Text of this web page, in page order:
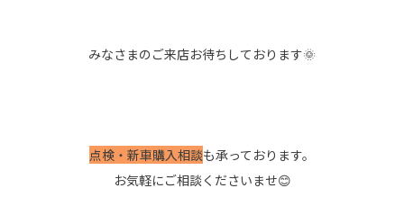
みなさまのご来店お待ちしております🌞
点検・新車購入相談も承っております。
お気軽にご相談くださいませ😊